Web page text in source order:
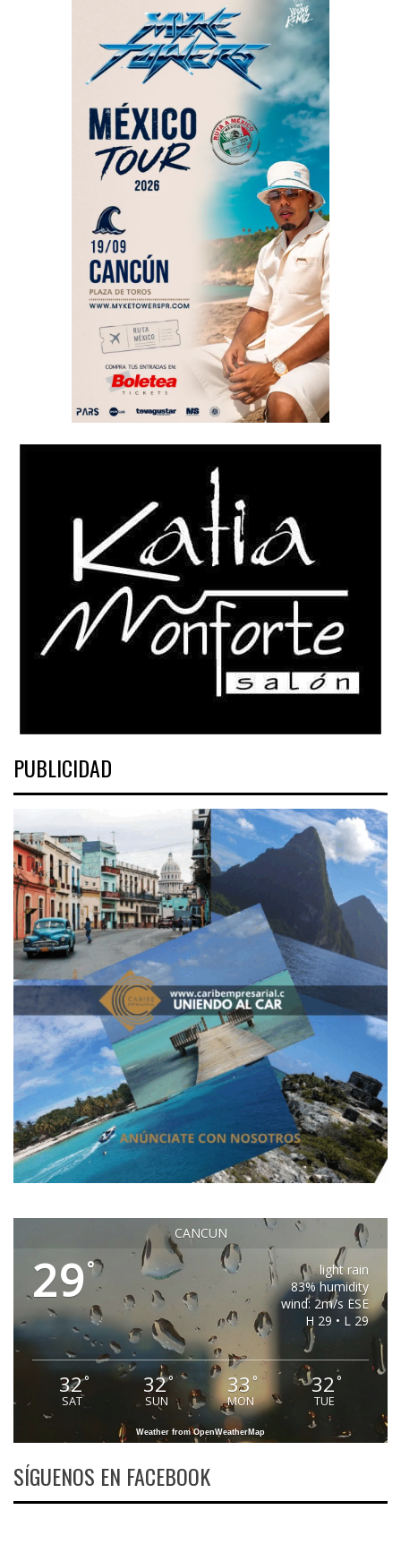
PUBLICIDAD
CANCUN
29°
light rain
83% humidity
wind: 2m/s ESE
H 29 • L 29
32°
SAT
32°
SUN
33 °
MON
32°
TUE
Weather from OpenWeatherMap
SÍGUENOS EN FACEBOOK